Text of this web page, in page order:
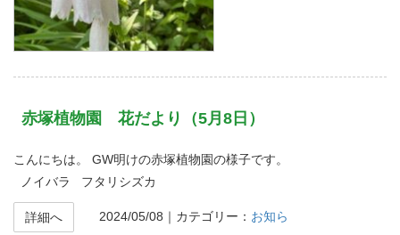
赤塚植物園 花だより（5月8日）
こんにちは。 GW明けの赤塚植物園の様子です。
ノイバラ フタリシズカ
詳細へ 2024/05/08 ｜カテゴリー： お知ら